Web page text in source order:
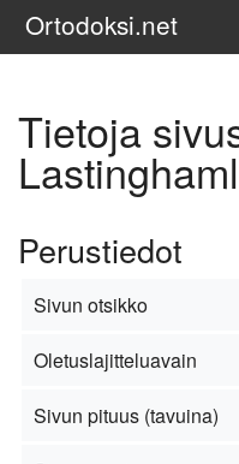
Ortodoksi.net
Tietoja
Perustiedot
Sivun otsikko
Oletuslajitteluavain
Sivun pituus (tavuina)